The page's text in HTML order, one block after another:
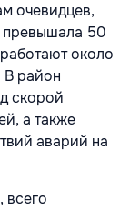
очевидцев,
превышала 50
около
В район
скорой
а также
аварий на